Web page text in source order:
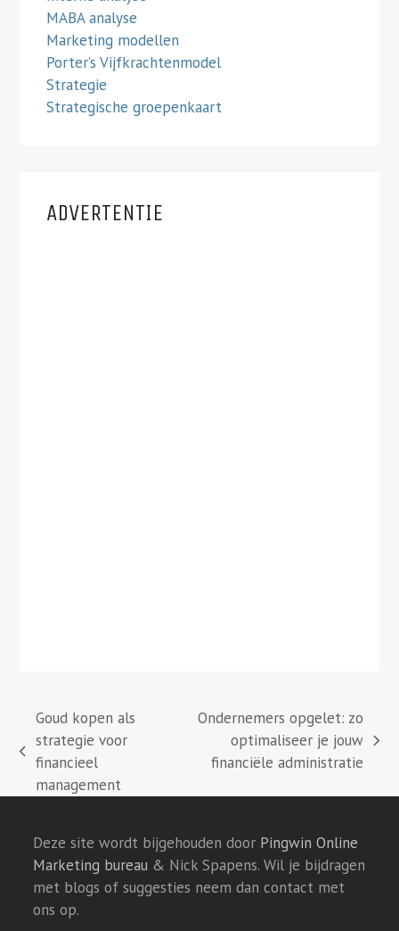
MABA analyse
Marketing modellen
Porter’s Vijfkrachtenmodel
Strategie
Strategische groepenkaart
ADVERTENTIE
previous
post:
Goud kopen als
strategie voor
financieel
management
post:
Ondernemers opgelet: zo
optimaliseer je jouw
financiële administratie
Deze site wordt bijgehouden door Pingwin Online
Marketing bureau & Nick Spapens. Wil je bijdragen
met blogs of suggesties neem dan contact met
ons op.